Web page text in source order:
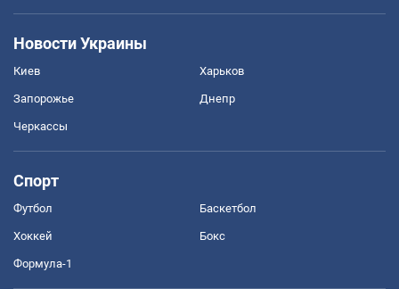
Новости Украины
Киев Харьков
Запорожье Днепр
Черкассы
Спорт
Футбол Баскетбол
Хоккей Бокс
Формула-1